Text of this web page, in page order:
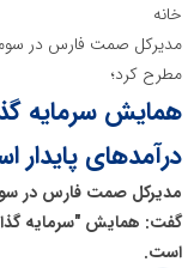
خانه
مدیرکل صمت فارس در
مطرح کرد؛
همایش سرمایه
درآمدهای پایدار
مدیرکل صمت فارس در
گفت: همایش "سرمایه
است.